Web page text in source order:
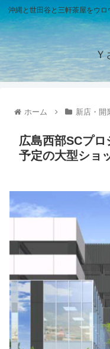
沖縄と世田谷と三軒茶屋をウ
Ｙ
ホーム 新店・開
広島西部SCプ
予定の大型ショ